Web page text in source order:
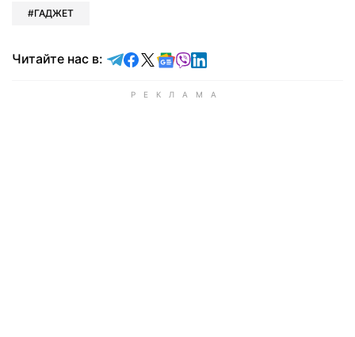
ГАДЖЕТ
Читайте нас в: Читайте в Telegram
Читайте в Facebook
Читайте в X
Читайте в Google news
Читайте в Viber
Читайте в LinkedIn